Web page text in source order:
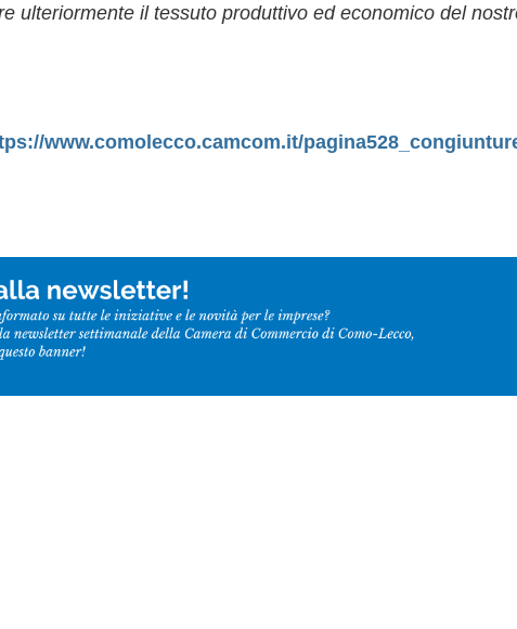
ulteriormente il tessuto produttivo ed economico del
www.comolecco.camcom.it/